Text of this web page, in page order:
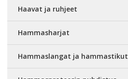
Haavat ja ruhjeet
Hammasharjat
Hammaslangat ja hammastikut